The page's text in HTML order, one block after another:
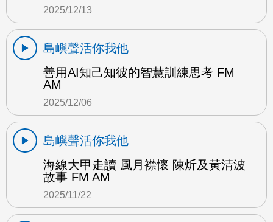
2025/12/13
島嶼聲活你我他
善用AI知己知彼的智慧訓練思考 FM
AM
2025/12/06
島嶼聲活你我他
海線大甲走讀 風月襟懷 陳炘及黃清波
故事 FM AM
2025/11/22